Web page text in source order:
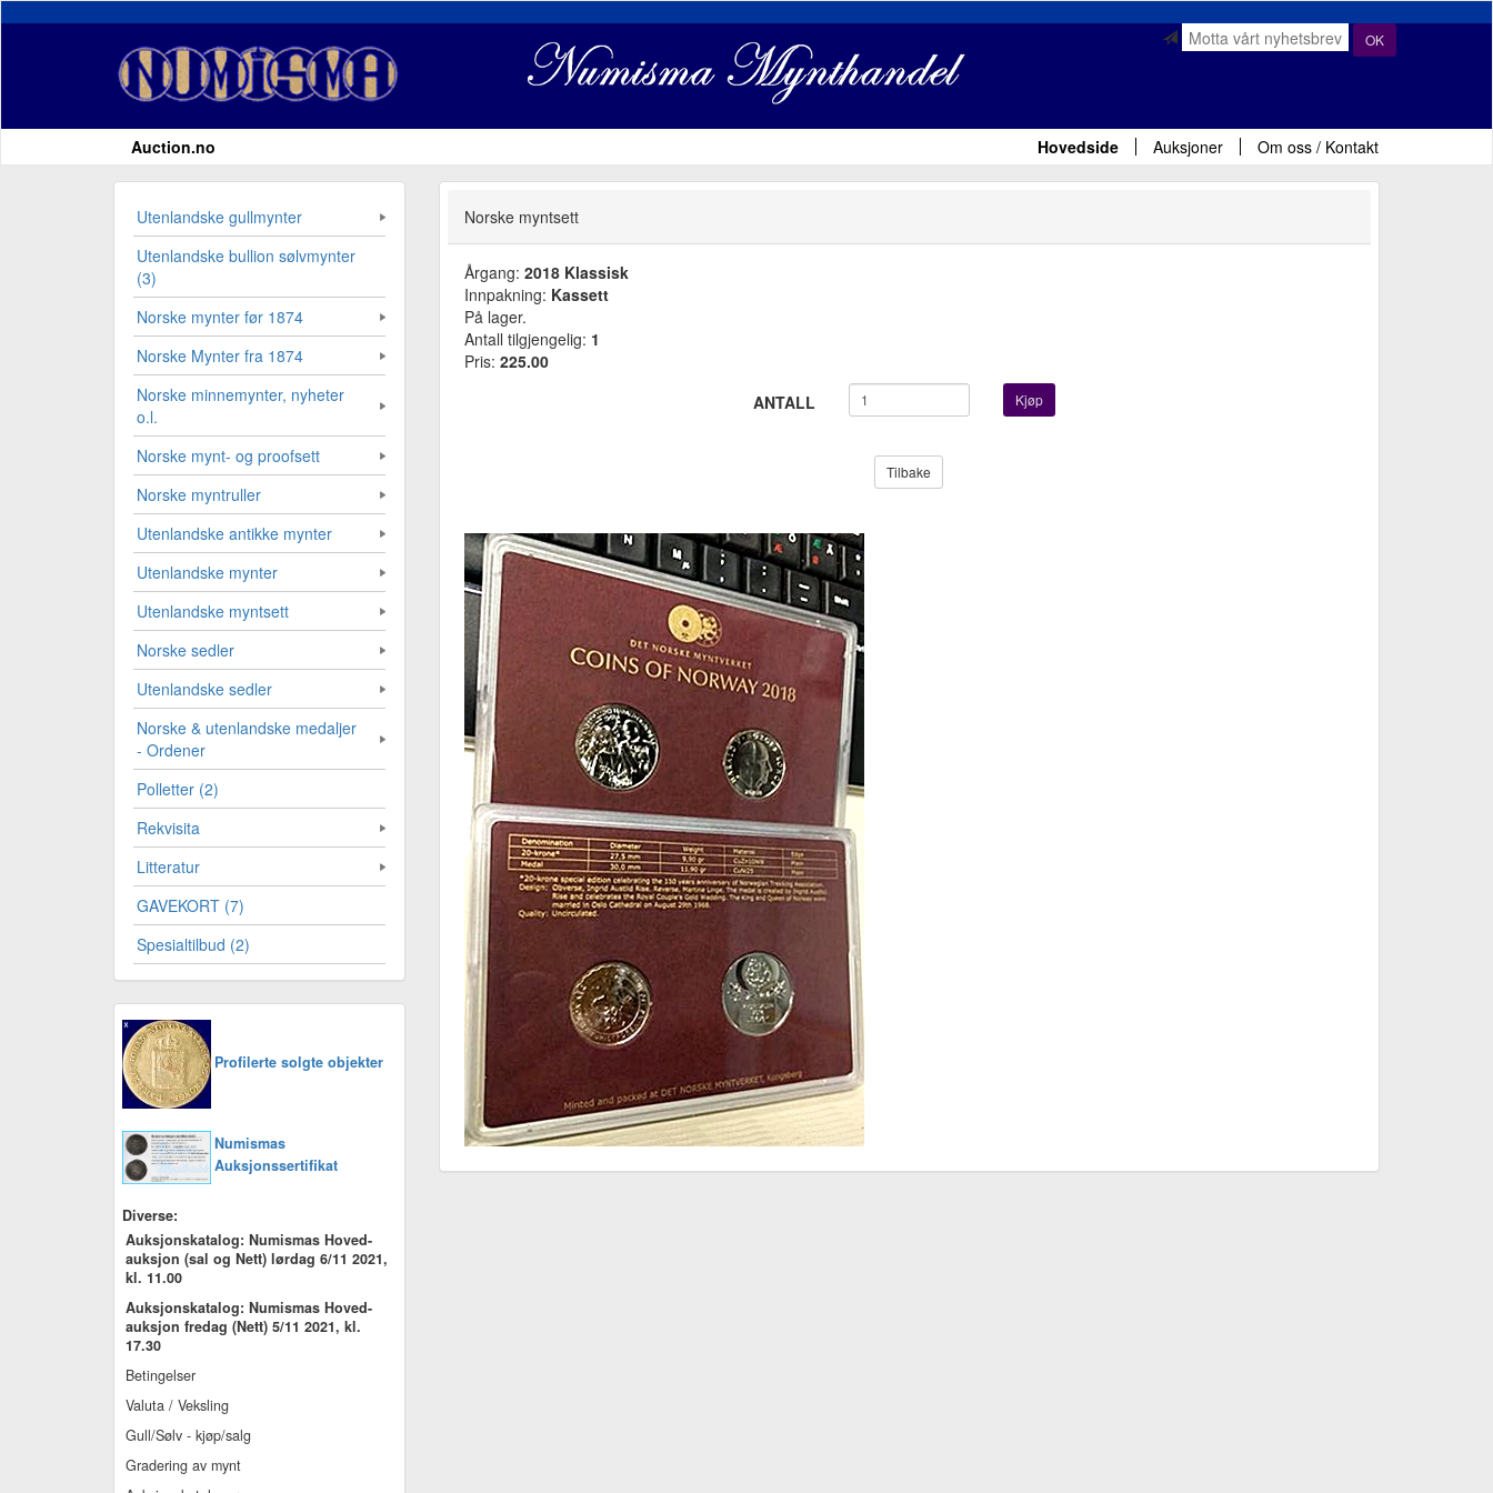
OK
Auction.no Hovedside Auksjoner Om oss / Kontakt
Utenlandske gullmynter
Utenlandske bullion sølvmynter
(3)
Norske mynter før 1874
Norske Mynter fra 1874
Norske minnemynter, nyheter
o.l.
Norske mynt- og proofsett
Norske myntruller
Utenlandske antikke mynter
Utenlandske mynter
Utenlandske myntsett
Norske sedler
Utenlandske sedler
Norske & utenlandske medaljer
- Ordener
Polletter (2)
Rekvisita
Litteratur
GAVEKORT (7)
Spesialtilbud (2)
Profilerte solgte objekter
Numismas
Auksjonssertifikat
Diverse:
Auksjonskatalog: Numismas Hoved-
auksjon (sal og Nett) lørdag 6/11 2021,
kl. 11.00
Auksjonskatalog: Numismas Hoved-
auksjon fredag (Nett) 5/11 2021, kl.
17.30
Betingelser
Valuta / Veksling
Gull/Sølv - kjøp/salg
Gradering av mynt
Norske myntsett
Årgang: 2018 Klassisk
Innpakning: Kassett
På lager.
Antall tilgjengelig: 1
Pris: 225.00
ANTALL
Kjøp
Tilbake